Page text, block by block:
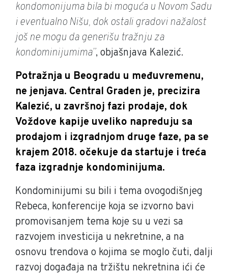
kondomonijuma bila bi moguća u Novom Sadu
i eventualno Nišu, dok ostali gradovi nažalost
još ne mogu da generišu tražnju za
kondominijumima”, objašnjava Kalezić.
Potražnja u Beogradu u međuvremenu,
ne jenjava. Central Graden je, precizira
Kalezić, u završnoj fazi prodaje, dok
Voždove kapije uveliko napreduju sa
prodajom i izgradnjom druge faze, pa se
krajem 2018. očekuje da startuje i treća
faza izgradnje kondominijuma.
Kondominijumi su bili i tema ovogodišnjeg
Rebeca, konferencije koja se izvorno bavi
promovisanjem tema koje su u vezi sa
razvojem investicija u nekretnine, a na
osnovu trendova o kojima se moglo čuti, dalji
razvoj događaja na tržištu nekretnina ići će